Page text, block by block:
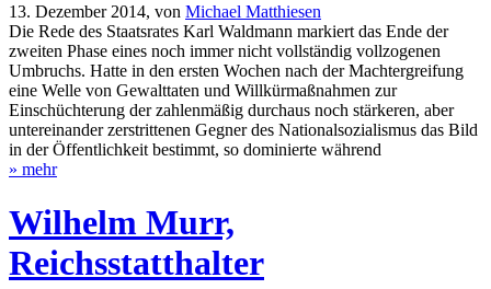
13. Dezember 2014, von Michael Matthiesen
Die Rede des Staatsrates Karl Waldmann markiert das Ende der
zweiten Phase eines noch immer nicht vollständig vollzogenen
Umbruchs. Hatte in den ersten Wochen nach der Machtergreifung
eine Welle von Gewalttaten und Willkürmaßnahmen zur
Einschüchterung der zahlenmäßig durchaus noch stärkeren, aber
untereinander zerstrittenen Gegner des Nationalsozialismus das Bild
in der Öffentlichkeit bestimmt, so dominierte während
» mehr
Wilhelm Murr,
Reichsstatthalter